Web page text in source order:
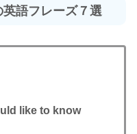
語フレーズ７選
like to know